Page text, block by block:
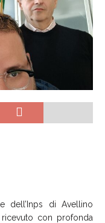
dell’Inps di Avellino
con profonda